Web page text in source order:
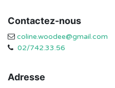
Contactez-nous
coline.woodee@gmail.com
02/742.33.56
Adresse